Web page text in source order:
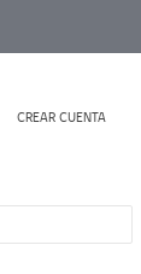
CREAR CUENTA